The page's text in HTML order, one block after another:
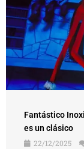
Fantástico
es un clásico
22/12/2025